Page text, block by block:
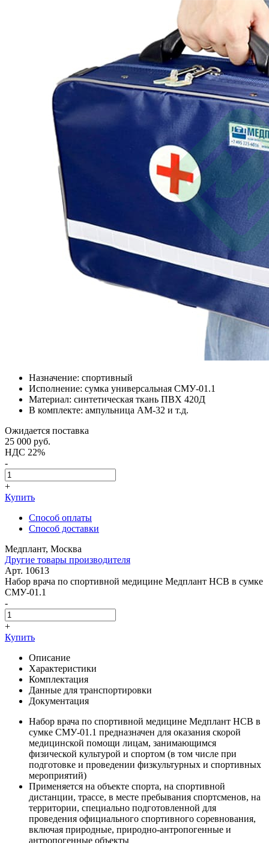
Назначение: спортивный
Исполнение: сумка универсальная СМУ-01.1
Материал: синтетическая ткань ПВХ 420Д
В комплекте: ампульница АМ-32 и т.д.
Ожидается поставка
25 000 руб.
НДС 22%
-
+
Купить
Способ оплаты
Способ доставки
Медплант, Москва
Другие товары производителя
Арт. 10613
Набор врача по спортивной медицине Медплант НСВ в сумке
СМУ-01.1
-
+
Купить
Описание
Характеристики
Комплектация
Данные для транспортировки
Документация
Набор врача по спортивной медицине Медплант НСВ в
сумке СМУ-01.1 предназначен для оказания скорой
медицинской помощи лицам, занимающимся
физической культурой и спортом (в том числе при
подготовке и проведении физкультурных и спортивных
мероприятий)
Применяется на объекте спорта, на спортивной
дистанции, трассе, в месте пребывания спортсменов, на
территории, специально подготовленной для
проведения официального спортивного соревнования,
включая природные, природно-антропогенные и
антропогенные объекты